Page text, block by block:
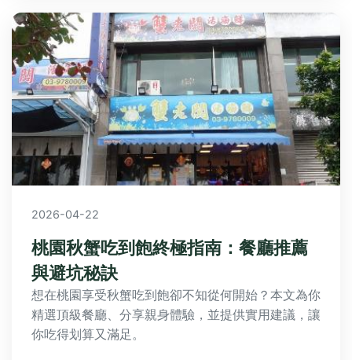
2026-04-22
桃園秋蟹吃到飽終極指南：餐廳推薦
與避坑秘訣
想在桃園享受秋蟹吃到飽卻不知從何開始？本文為你
精選頂級餐廳、分享親身體驗，並提供實用建議，讓
你吃得划算又滿足。